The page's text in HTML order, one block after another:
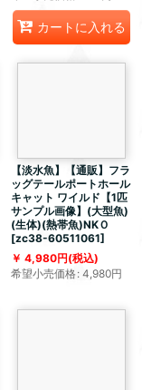
カートに入れる
【淡水魚】【通販】フラ
ッグテールポートホール
キャット ワイルド【1匹
サンプル画像】(大型魚)
(生体)(熱帯魚)NKＯ
[zc38-60511061]
4,980円(税込)
希望小売価格 : 4,980円